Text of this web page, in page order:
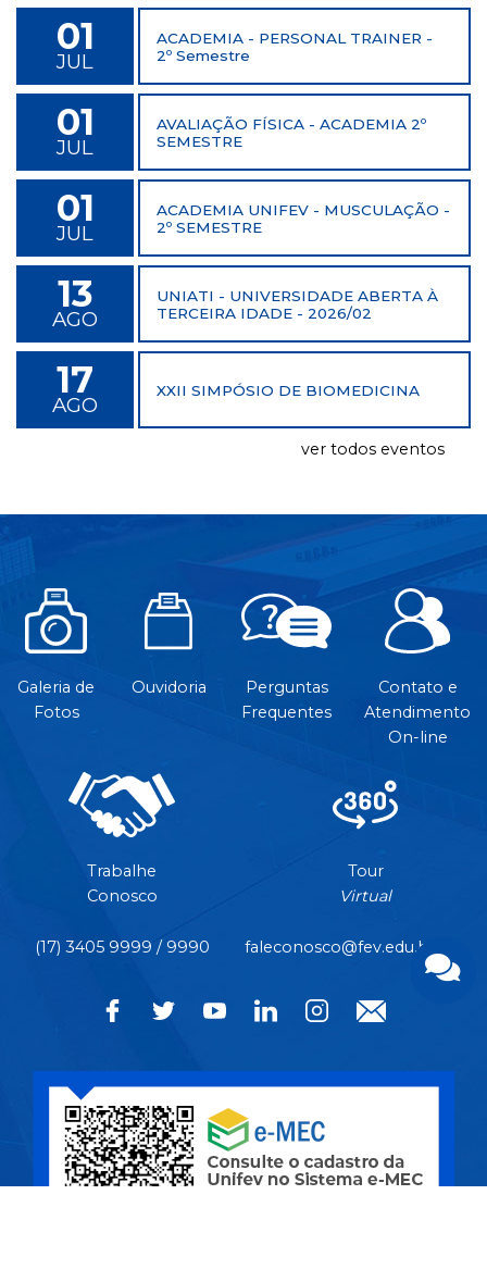
01
JUL
ACADEMIA - PERSONAL TRAINER -
2º Semestre
01
JUL
AVALIAÇÃO FÍSICA - ACADEMIA 2º
SEMESTRE
01
JUL
ACADEMIA UNIFEV - MUSCULAÇÃO -
2º SEMESTRE
13
AGO
UNIATI - UNIVERSIDADE ABERTA À
TERCEIRA IDADE - 2026/02
17
AGO
XXII SIMPÓSIO DE BIOMEDICINA
ver todos eventos
Galeria de
Fotos
Ouvidoria
Perguntas
Frequentes
Contato e
Atendimento
On-line
Trabalhe
Conosco
Tour
Virtual
(17) 3405 9999 / 9990 faleconosco@fev.edu.br